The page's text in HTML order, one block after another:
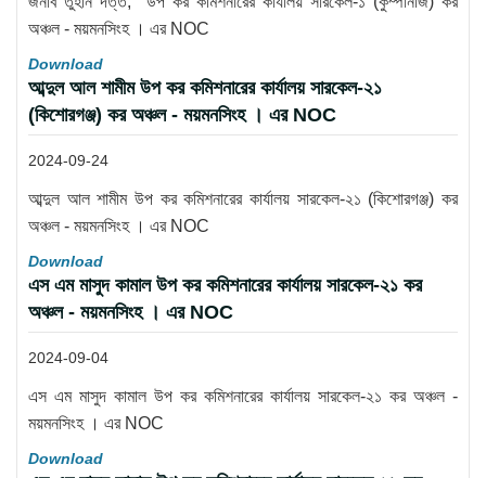
অঞ্চল - ময়মনসিংহ । এর NOC
Download
আব্দুল আল শামীম উপ কর কমিশনারের কার্যালয় সারকেল-২১
(কিশোরগঞ্জ) কর অঞ্চল - ময়মনসিংহ । এর NOC
2024-09-24
আব্দুল আল শামীম উপ কর কমিশনারের কার্যালয় সারকেল-২১ (কিশোরগঞ্জ) কর
অঞ্চল - ময়মনসিংহ । এর NOC
Download
এস এম মাসুদ কামাল উপ কর কমিশনারের কার্যালয় সারকেল-২১ কর
অঞ্চল - ময়মনসিংহ । এর NOC
2024-09-04
এস এম মাসুদ কামাল উপ কর কমিশনারের কার্যালয় সারকেল-২১ কর অঞ্চল -
ময়মনসিংহ । এর NOC
Download